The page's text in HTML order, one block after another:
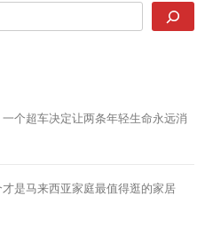
个超车决定让两条年轻生命永远消
是马来西亚家庭最值得逛的家居